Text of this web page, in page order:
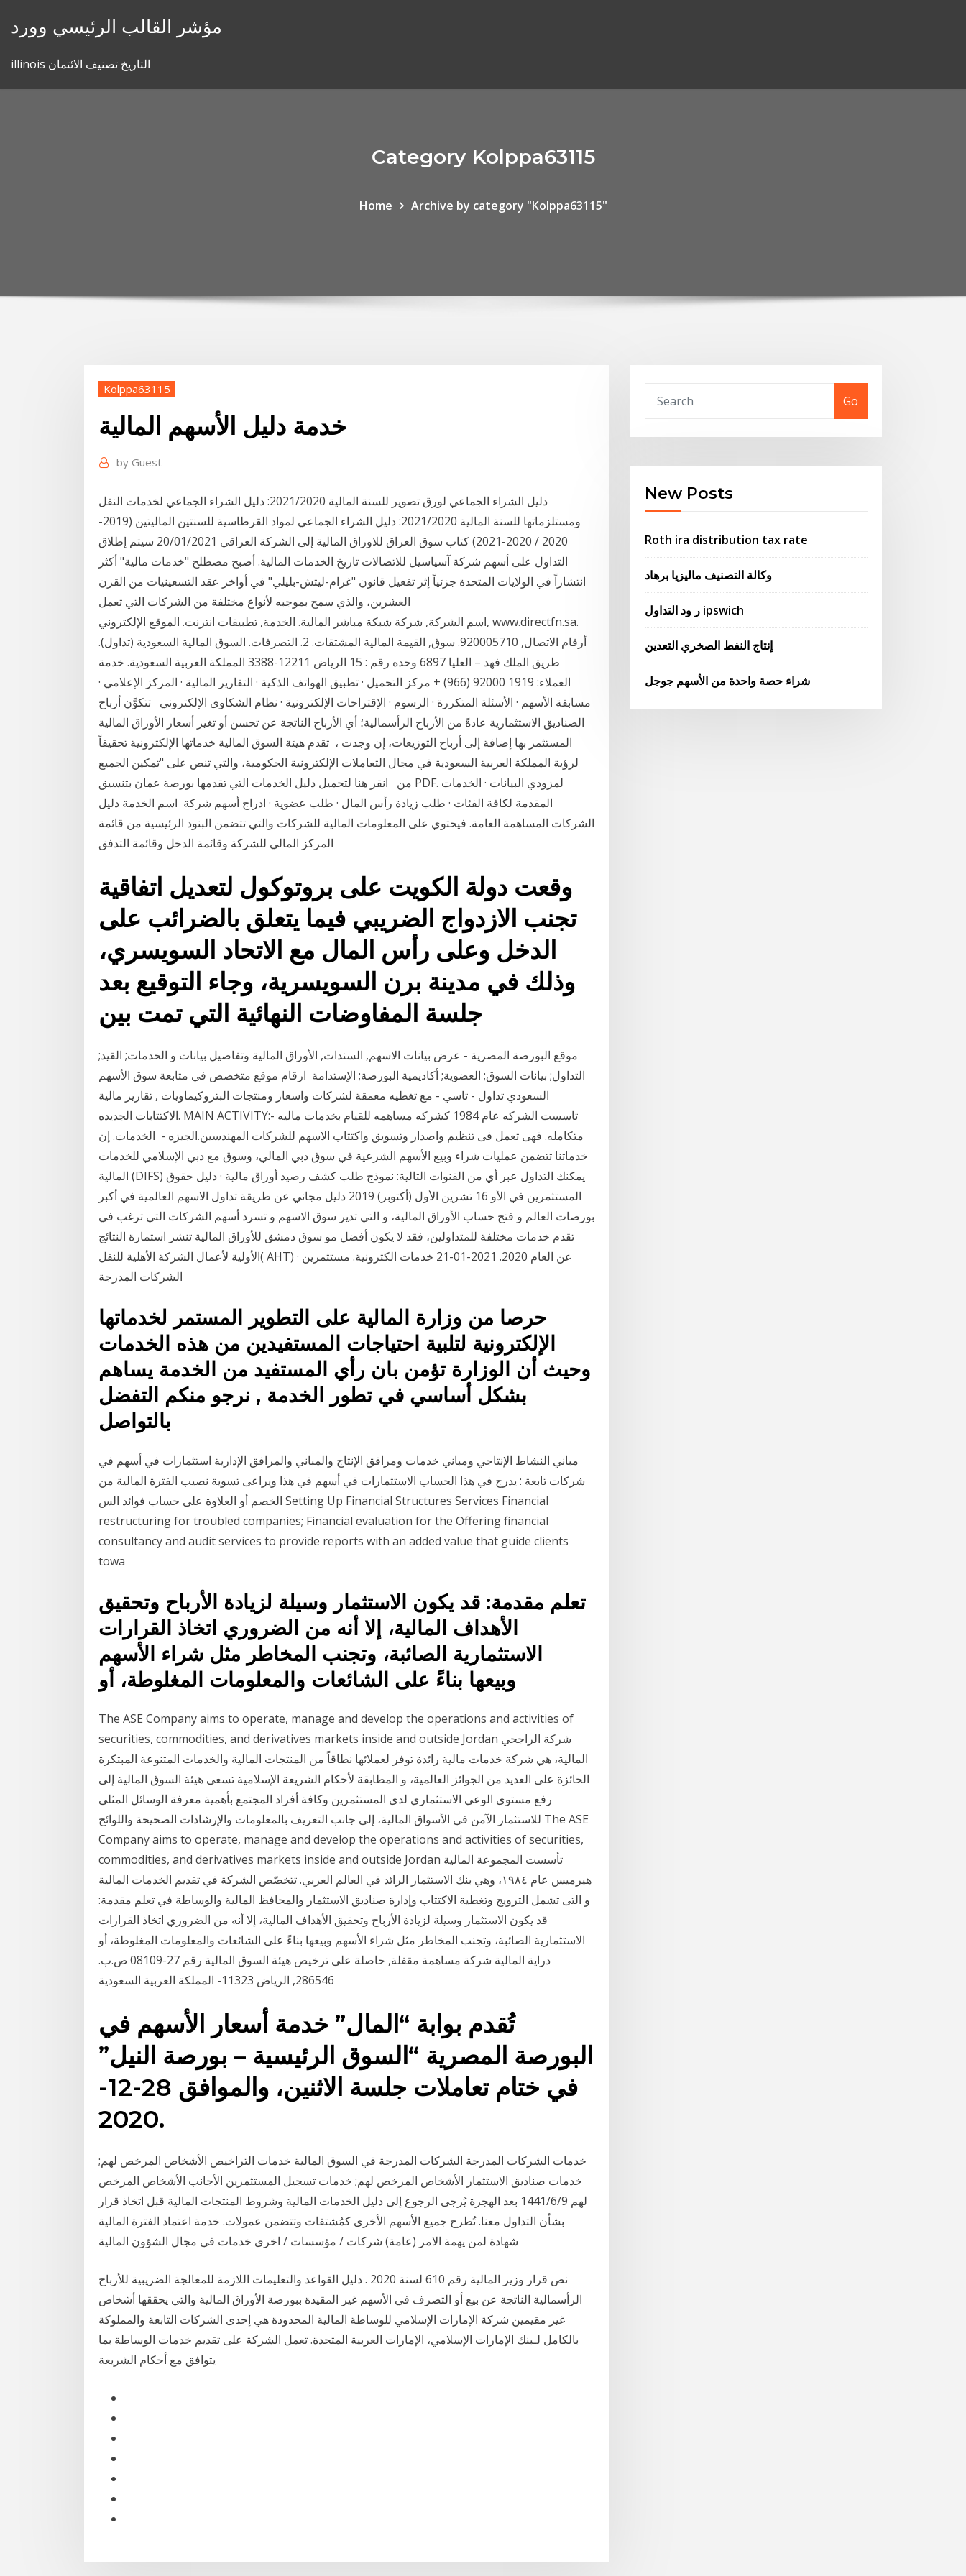
مؤشر القالب الرئيسي وورد
illinois التاريخ تصنيف الائتمان
Category Kolppa63115
Home Archive by category "Kolppa63115"
Kolppa63115
خدمة دليل الأسهم المالية
by Guest
دليل الشراء الجماعي لورق تصوير للسنة المالية 2021/2020: دليل الشراء الجماعي لخدمات النقل
ومستلزماتها للسنة المالية 2021/2020: دليل الشراء الجماعي لمواد القرطاسية للسنتين الماليتين (2019-
2020 / 2020-2021) كتاب سوق العراق للاوراق المالية إلى الشركة العراقي 20/01/2021 سيتم إطلاق
التداول على أسهم شركة آسياسيل للاتصالات تاريخ الخدمات المالية. أصبح مصطلح "خدمات مالية" أكثر
انتشاراً في الولايات المتحدة جزئياً إثر تفعيل قانون "غرام-ليتش-بليلي" في أواخر عقد التسعينيات من القرن
العشرين، والذي سمح بموجبه لأنواع مختلفة من الشركات التي تعمل
اسم الشركة, شركة شبكة مباشر المالية. الخدمة, تطبيقات انترنت. الموقع الإلكتروني, www.directfn.sa.
أرقام الاتصال, 920005710. سوق, القيمة المالية المشتقات. 2. ‏التصرفات‏. السوق المالية السعودية (تداول).
طريق الملك فهد – العليا 6897 وحده رقم : 15 الرياض 12211-3388 المملكة العربية السعودية. خدمة
العملاء: 1919 92000 (966) + مركز التحميل · تطبيق الهواتف الذكية · التقارير المالية · المركز الإعلامي ·
مسابقة الأسهم · الأسئلة المتكررة · الرسوم · الإقتراحات الإلكترونية · نظام الشكاوى الإلكتروني تتكوَّن أرباح
الصناديق الاستثمارية عادةً من الأرباح الرأسمالية؛ أي الأرباح الناتجة عن تحسن أو تغير أسعار الأوراق المالية
المستثمر بها إضافة إلى أرباح التوزيعات، إن وجدت ، ​​​​تقدم هيئة السوق المالية خدماتها الإلكترونية تحقيقاً
لرؤية المملكة العربية السعودية في مجال التعاملات الإلكترونية الحكومية، والتي تنص على "تمكين الجميع
من انقر هنا لتحميل دليل الخدمات التي تقدمها بورصة عمان بتنسيق PDF. لمزودي البيانات · الخدمات
المقدمة لكافة الفئات · طلب زيادة رأس المال · طلب عضوية · ادراج أسهم شركة اسم الخدمة دليل
الشركات المساهمة العامة. فيحتوي على المعلومات المالية للشركات والتي تتضمن البنود الرئيسية من قائمة
وقعت دولة الكويت على بروتوكول لتعديل اتفاقية
تجنب الازدواج الضريبي فيما يتعلق بالضرائب على
الدخل وعلى رأس المال مع الاتحاد السويسري،
وذلك في مدينة برن السويسرية، وجاء التوقيع بعد
جلسة المفاوضات النهائية التي تمت بين
موقع البورصة المصرية - عرض بيانات الاسهم, السندات, الأوراق المالية وتفاصيل بيانات و الخدمات; القيد;
التداول; بيانات السوق; العضوية; أكاديمية البورصة; الإستدامة ارقام موقع متخصص في متابعة سوق الأسهم
السعودي تداول - تاسي - مع تغطيه معمقة لشركات واسعار ومنتجات البتروكيماويات , تقارير مالية
الاكتتابات الجديده. MAIN ACTIVITY:- تاسست الشركه عام 1984 كشركه مساهمه للقيام بخدمات ماليه
متكامله. فهى تعمل فى تنظيم واصدار وتسويق واكتتاب الاسهم للشركات المهندسين.الجيزه - الخدمات. إن
خدماتنا تتضمن عمليات شراء وبيع الأسهم الشرعية في سوق دبي المالي، وسوق مع دبي الإسلامي للخدمات
المالية (DIFS) يمكنك التداول عبر أي من القنوات التالية: نموذج طلب كشف رصيد أوراق مالية · دليل حقوق
المستثمرين في الأو 16 تشرين الأول (أكتوبر) 2019 دليل مجاني عن طريقة تداول الاسهم العالمية في أكبر
بورصات العالم و فتح حساب الأوراق المالية، و التي تدير سوق الاسهم و تسرد أسهم الشركات التي ترغب في
تقدم خدمات مختلفة للمتداولين، فقد لا يكون أفضل مو سوق دمشق للأوراق المالية تنشر استمارة النتائج
الأولية لأعمال الشركة الأهلية للنقل( AHT) عن العام 2020. 2021-01-21 خدمات الكترونية. مستثمرين ·
حرصا من وزارة المالية على التطوير المستمر لخدماتها
الإلكترونية لتلبية احتياجات المستفيدين من هذه الخدمات
وحيث أن الوزارة تؤمن بان رأي المستفيد من الخدمة يساهم
بشكل أساسي في تطور الخدمة , نرجو منكم التفضل
بالتواصل
مباني النشاط الإنتاجي ومباني خدمات ومرافق الإنتاج والمباني والمرافق الإدارية استثمارات في أسهم في
شركات تابعة : يدرج في هذا الحساب الاستثمارات في أسهم في هذا ويراعى تسوية نصيب الفترة المالية من
الخصم أو العلاوة على حساب فوائد الس Setting Up Financial Structures Services Financial
restructuring for troubled companies; Financial evaluation for the Offering financial
consultancy and audit services to provide reports with an added value that guide clients
towa
تعلم مقدمة: قد يكون الاستثمار وسيلة لزيادة الأرباح وتحقيق
الأهداف المالية، إلا أنه من الضروري اتخاذ القرارات
الاستثمارية الصائبة، وتجنب المخاطر مثل شراء الأسهم
وبيعها بناءً على الشائعات والمعلومات المغلوطة، أو
The ASE Company aims to operate, manage and develop the operations and activities of
securities, commodities, and derivatives markets inside and outside Jordan شركة الراجحي
المالية، هي شركة خدمات مالية رائدة توفر لعملائها نطاقاً من المنتجات المالية والخدمات المتنوعة المبتكرة
الحائزة على العديد من الجوائز العالمية، و المطابقة لأحكام الشريعة الإسلامية تسعى هيئة السوق المالية إلى
رفع مستوى الوعي الاستثماري لدى المستثمرين وكافة أفراد المجتمع بأهمية معرفة الوسائل المثلى
للاستثمار الآمن في الأسواق المالية، إلى جانب التعريف بالمعلومات والإرشادات الصحيحة واللوائح The ASE
Company aims to operate, manage and develop the operations and activities of securities,
commodities, and derivatives markets inside and outside Jordan تأسست المجموعة المالية
هيرميس عام ١٩٨٤، وهي بنك الاستثمار الرائد في العالم العربي. تتخصّص الشركة في تقديم الخدمات المالية
و التى تشمل الترويج وتغطية الاكتتاب وإدارة صناديق الاستثمار والمحافظ المالية والوساطة في تعلم مقدمة:
قد يكون الاستثمار وسيلة لزيادة الأرباح وتحقيق الأهداف المالية، إلا أنه من الضروري اتخاذ القرارات
الاستثمارية الصائبة، وتجنب المخاطر مثل شراء الأسهم وبيعها بناءً على الشائعات والمعلومات المغلوطة، أو
دراية المالية شركة مساهمة مقفلة, حاصلة على ترخيص هيئة السوق المالية رقم 27-08109 ص.ب.
286546, الرياض 11323- المملكة العربية السعودية
تُقدم بوابة “المال” خدمة أسعار الأسهم في
البورصة المصرية “السوق الرئيسية – بورصة النيل”
في ختام تعاملات جلسة الاثنين، والموافق 28-12-
2020.
خدمات الشركات المدرجة الشركات المدرجة في السوق المالية خدمات التراخيص الأشخاص المرخص لهم;
خدمات صناديق الاستثمار الأشخاص المرخص لهم; خدمات تسجيل المستثمرين الأجانب الأشخاص المرخص
لهم 9‏‏/6‏‏/1441 بعد الهجرة يُرجى الرجوع إلى دليل الخدمات المالية وشروط المنتجات المالية قبل اتخاذ قرار
بشأن التداول معنا. تُطرح جميع الأسهم الأخرى كمُشتقات وتتضمن عمولات. خدمة اعتماد الفترة المالية
شهادة لمن يهمة الامر (عامة) شركات / مؤسسات / اخرى خدمات في مجال الشؤون المالية
نص قرار وزير المالية رقم 610 لسنة 2020 . دليل القواعد والتعليمات اللازمة للمعالجة الضريبية للأرباح
الرأسمالية الناتجة عن بيع أو التصرف في الأسهم غير المقيدة ببورصة الأوراق المالية والتي يحققها أشخاص
غير مقيمين شركة الإمارات الإسلامي للوساطة المالية المحدودة هي إحدى الشركات التابعة والمملوكة
بالكامل لـبنك الإمارات الإسلامي، الإمارات العربية المتحدة. تعمل الشركة على تقديم خدمات الوساطة بما
يتوافق مع أحكام الشريعة
Go
New Posts
Roth ira distribution tax rate
وكالة التصنيف ماليزيا برهاد
ر ود التداول ipswich
إنتاج النفط الصخري التعدين
شراء حصة واحدة من الأسهم جوجل